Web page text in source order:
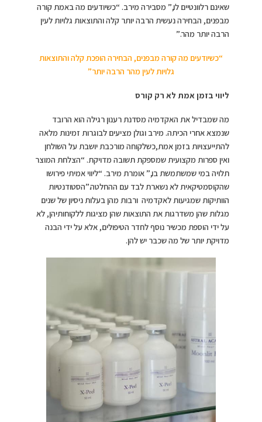
שאינם רלוונטיים לו,” מסבירה מירב. “כשיודעים מה באמת קורה
מבפנים, הבחירה נעשית הרבה יותר קלה והתוצאות גלויות לעין
הרבה יותר מהר.”
“כשיודעים מה קורה מבפנים, הבחירה הופכת קלה והתוצאות
גלויות לעין מהר הרבה יותר”
ליווי בזמן אמת לא רק קורס
מה שמבדיל את האקדמיה מסדנת רענון רגילה הוא הרובד
שנמצא אחרי הכיתה. מירב וגולן מציעים לבוגרות זמינות מלאה
להתייעצויות בזמן אמת,כשלקוחה מורכבת יושבת על השולחן
ואין ספרות מקצועית שמספקת תשובה מדויקת. “הצלחת המוצר
תלויה במי שמשתמשת בו,” אומרת מירב. “ליווי אמיתי פירושו
שהקוסמטיקאית לא נשארת לבד עם ההחלטה.”הסטודנטיות
הוותיקות שמגיעות לאקדמיה ורבות מהן בעלות ניסיון של שנים
מגלות שהן משדרגות את התוצאות שהן מציגות ללקוחותיהן, לא
על ידי הוספת מכשיר נוסף לחדר הטיפולים, אלא על ידי הבנה
מדויקת יותר של מה שכבר יש להן.